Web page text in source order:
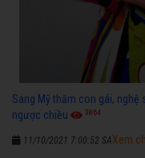
Sang Mỹ thăm con gái, nghệ
ngược chiều
3864
11/10/2021 7:00:52 SAXem